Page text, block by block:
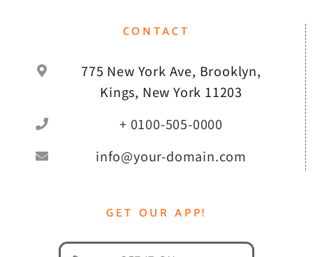
CONTACT
775 New York Ave, Brooklyn,
Kings, New York 11203
+ 0100-505-0000
info@your-domain.com
GET OUR APP!